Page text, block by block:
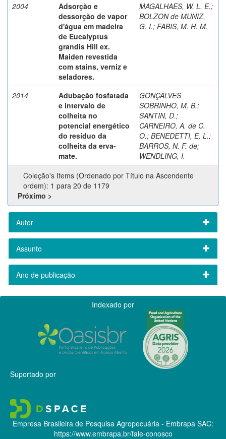
2004
Adsorção e
dessorção de vapor
d'água em madeira
de Eucalyptus
grandis Hill ex.
Maiden revestida
com stains, verniz e
seladores.
MAGALHAES, W. L. E.;
BOLZON de MUNIZ,
G. I.; FABIS, M. H. M.
2014
Adubação fosfatada
e intervalo de
colheita no
potencial energético
do resíduo da
colheita da erva-
mate.
GONÇALVES
SOBRINHO, M. B.;
SANTIN, D.;
CARNEIRO, A. de C.
O.; BENEDETTI, E. L.;
BARROS, N. F. de;
WENDLING, I.
Coleção's Items (Ordenado por Título na Ascendente
ordem): 1 para 20 de 1179
Próximo >
Autor
Assunto
Ano de publicação
Indexado por
Suportado por
Empresa Brasileira de Pesquisa Agropecuária - Embrapa SAC:
https://www.embrapa.br/fale-conosco